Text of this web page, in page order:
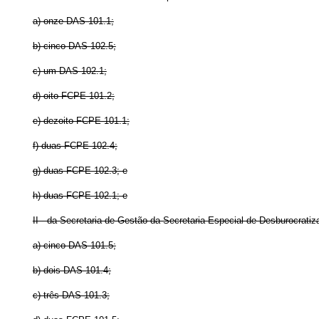
a) onze DAS 101.1;
b) cinco DAS 102.5;
c) um DAS 102.1;
d) oito FCPE 101.2;
e) dezoito FCPE 101.1;
f) duas FCPE 102.4;
g) duas FCPE 102.3; e
h) duas FCPE 102.1; e
II - da Secretaria de Gestão da Secretaria Especial de
a) cinco DAS 101.5;
b) dois DAS 101.4;
c) três DAS 101.3;